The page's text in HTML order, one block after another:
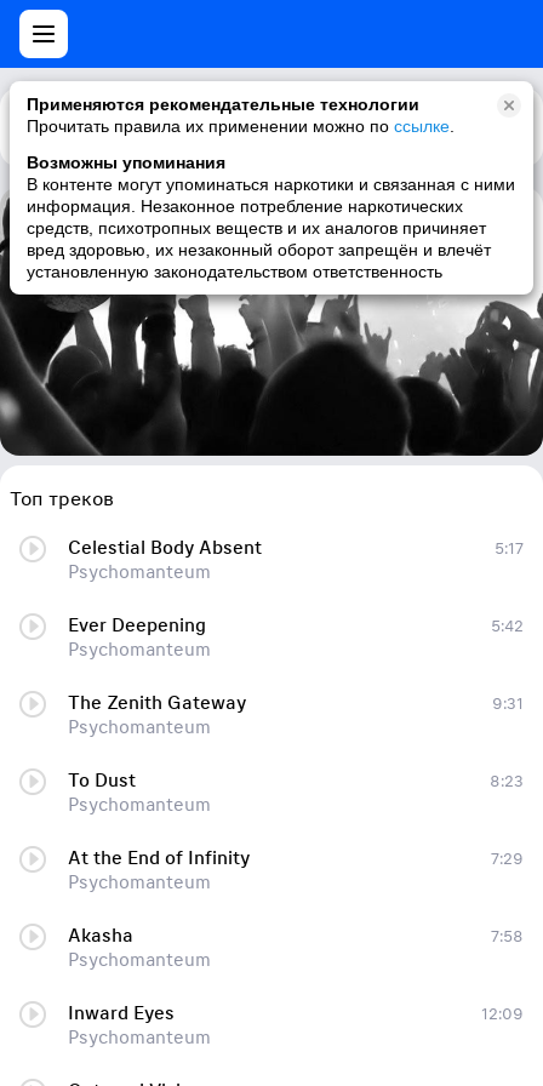
Применяются рекомендательные технологии
Прочитать правила их применении можно по ссылке
Возможны упоминания
В контенте могут упоминаться наркотики и связанная с ними
информация. Незаконное потребление наркотических
средств, психотропных веществ и их аналогов причиняет
вред здоровью, их незаконный оборот запрещён и влечёт
установленную законодательством ответственность
Каталог Рекомендации
Psychomanteum
dark ambient, ambient, industrial
Топ треков
Celestial Body Absent
Psychomanteum
5:17
Ever Deepening
Psychomanteum
5:42
The Zenith Gateway
Psychomanteum
9:31
To Dust
Psychomanteum
8:23
At the End of Infinity
Psychomanteum
7:29
Akasha
Psychomanteum
7:58
Inward Eyes
Psychomanteum
12:09